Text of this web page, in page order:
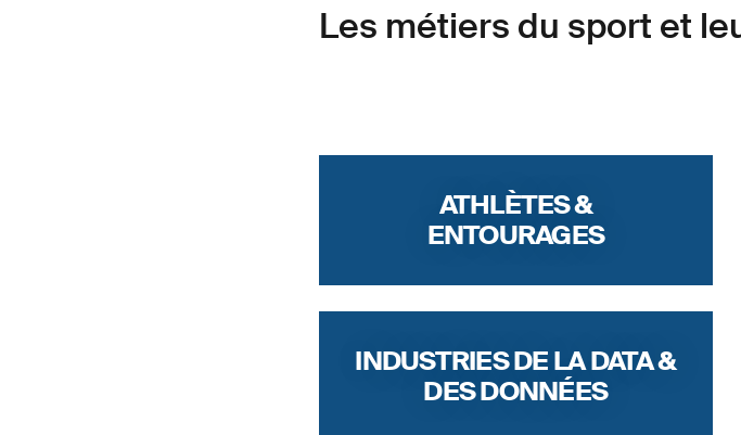
Les métiers du sport et
ATHLÈTES &
ENTOURAGES
INDUSTRIES DE LA DATA &
DES DONNÉES